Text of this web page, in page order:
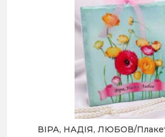
ВІРА, НАДІЯ, ЛЮБОВ/